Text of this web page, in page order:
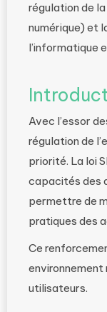
régulation de
numérique) et
l’informatique
Avec l’essor
régulation de
priorité. La loi
capacités des
permettre de
pratiques des
Ce
environnement
utilisateurs.